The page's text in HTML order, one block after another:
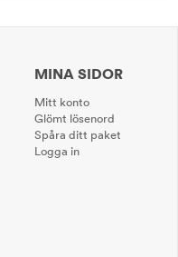
MINA SIDOR
Mitt konto
Glömt lösenord
Spåra ditt paket
Logga in